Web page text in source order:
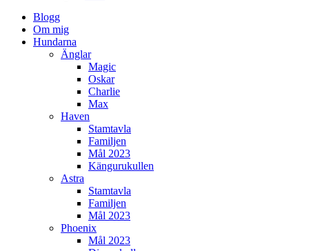
Blogg
Om mig
Hundarna
Änglar
Magic
Oskar
Charlie
Max
Haven
Stamtavla
Familjen
Mål 2023
Kängurukullen
Astra
Stamtavla
Familjen
Mål 2023
Phoenix
Mål 2023